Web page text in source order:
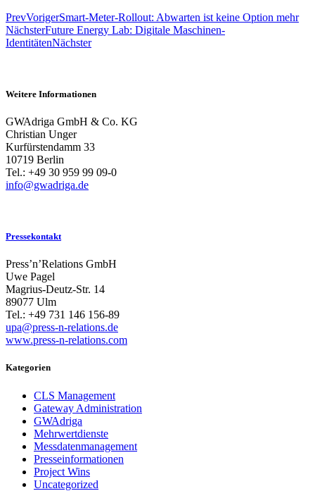
PrevVorigerSmart-Meter-Rollout: Abwarten ist keine Option mehr
NächsterFuture Energy Lab: Digitale Maschinen-
IdentitätenNächster
Weitere Informationen
GWAdriga GmbH & Co. KG
Christian Unger
Kurfürstendamm 33
10719 Berlin
Tel.: +49 30 959 99 09-0
info@gwadriga.de
Pressekontakt
Press’n’Relations GmbH
Uwe Pagel
Magrius-Deutz-Str. 14
89077 Ulm
Tel.: +49 731 146 156-89
upa@press-n-relations.de
www.press-n-relations.com
Kategorien
CLS Management
Gateway Administration
GWAdriga
Mehrwertdienste
Messdatenmanagement
Presseinformationen
Project Wins
Uncategorized